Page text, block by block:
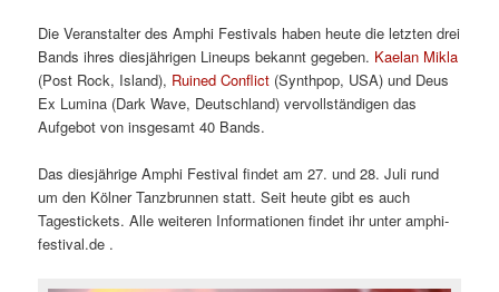
Die Veranstalter des Amphi Festivals haben heute die letzten drei
Bands ihres diesjährigen Lineups bekannt gegeben. Kaelan Mikla
(Post Rock, Island), Ruined Conflict (Synthpop, USA) und Deus
Ex Lumina (Dark Wave, Deutschland) vervollständigen das
Aufgebot von insgesamt 40 Bands.
Das diesjährige Amphi Festival findet am 27. und 28. Juli rund
um den Kölner Tanzbrunnen statt. Seit heute gibt es auch
Tagestickets. Alle weiteren Informationen findet ihr unter amphi-
festival.de .